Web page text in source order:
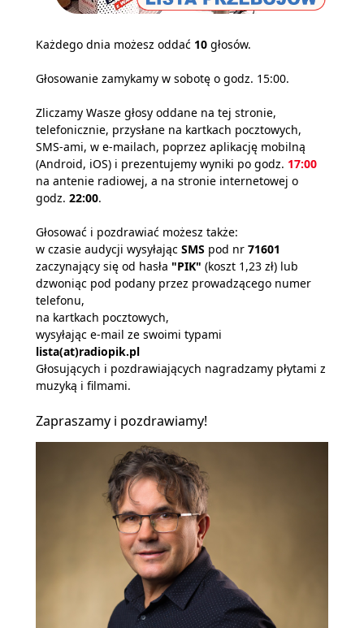
Każdego dnia możesz oddać 10 głosów.
Głosowanie zamykamy w sobotę o godz. 15:00.
Zliczamy Wasze głosy oddane na tej stronie,
telefonicznie, przysłane na kartkach pocztowych,
SMS-ami, w e-mailach, poprzez aplikację mobilną
(Android, iOS) i prezentujemy wyniki po godz. 17:00
na antenie radiowej, a na stronie internetowej o
godz. 22:00.
Głosować i pozdrawiać możesz także:
w czasie audycji wysyłając SMS pod nr 71601
zaczynający się od hasła "PIK" (koszt 1,23 zł) lub
dzwoniąc pod podany przez prowadzącego numer
telefonu,
na kartkach pocztowych,
wysyłając e-mail ze swoimi typami
lista(at)radiopik.pl
Głosujących i pozdrawiających nagradzamy płytami z
muzyką i filmami.
Zapraszamy i pozdrawiamy!